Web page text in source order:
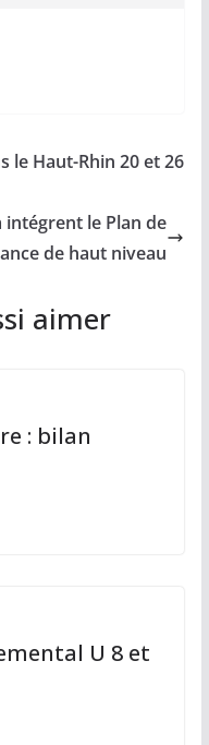
le Haut-Rhin 20 et 26
intégrent le Plan de
de haut niveau
aimer
: bilan
U 8 et